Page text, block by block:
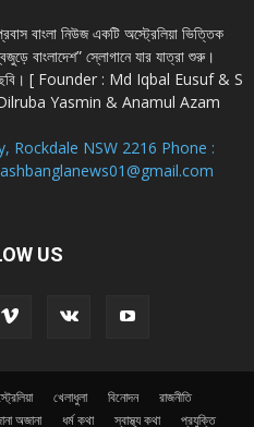
বাংলা নিউজ একটি অস্ট্রেলিয়া ভিত্তিক
বাংলাদেশ” স্লোগানে যার যাত্রা শুরু।
[ Founder : Md Iqbal Eusuf & S
Yasmin & Anamul Azam
Rockdale NSW 2216 Phone :
US
খেলাধুলা বিনোদন
রাজনীতি
অজানা ধর্ম কথা স্বাস্থ্য কথা প্রযুক্তি